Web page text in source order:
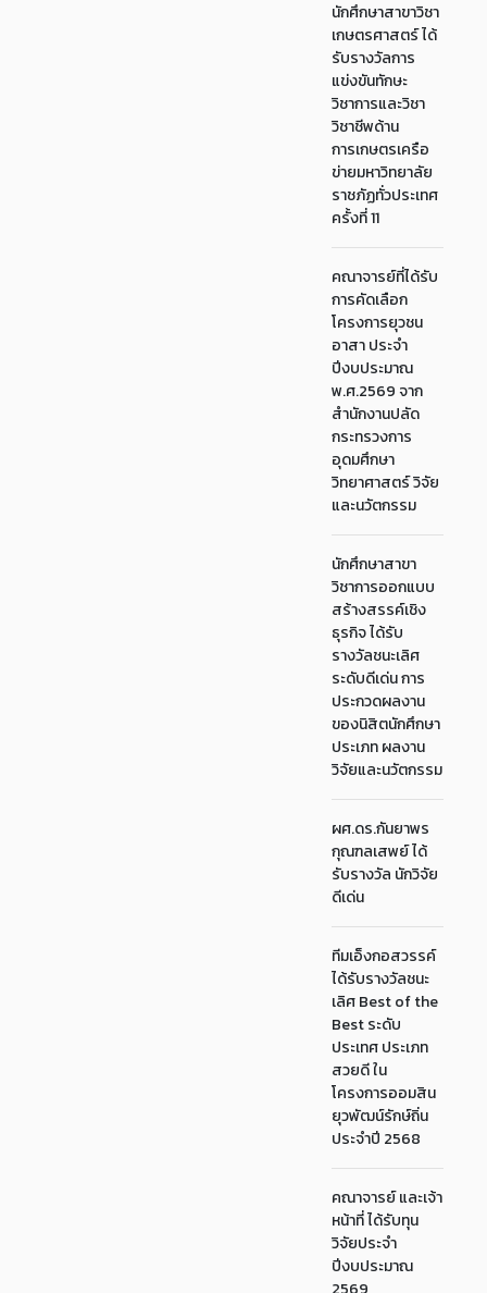
นักศึกษาสาขาวิชา
เกษตรศาสตร์ ได้
รับรางวัลการ
แข่งขันทักษะ
วิชาการและวิชา
วิชาชีพด้าน
การเกษตรเครือ
ข่ายมหาวิทยาลัย
ราชภัฏทั่วประเทศ
ครั้งที่ 11
คณาจารย์ที่ได้รับ
การคัดเลือก
โครงการยุวชน
อาสา ประจำ
ปีงบประมาณ
พ.ศ.2569 จาก
สำนักงานปลัด
กระทรวงการ
อุดมศึกษา
วิทยาศาสตร์ วิจัย
และนวัตกรรม
นักศึกษาสาขา
วิชาการออกแบบ
สร้างสรรค์เชิง
ธุรกิจ ได้รับ
รางวัลชนะเลิศ
ระดับดีเด่น การ
ประกวดผลงาน
ของนิสิตนักศึกษา
ประเภท ผลงาน
วิจัยและนวัตกรรม
ผศ.ดร.กันยาพร
กุณฑลเสพย์ ได้
รับรางวัล นักวิจัย
ดีเด่น
ทีมเอ็งกอสวรรค์
ได้รับรางวัลชนะ
เลิศ Best of the
Best ระดับ
ประเทศ ประเภท
สวยดี ใน
โครงการออมสิน
ยุวพัฒน์รักษ์ถิ่น
ประจำปี 2568
คณาจารย์ และเจ้า
หน้าที่ ได้รับทุน
วิจัยประจำ
ปีงบประมาณ